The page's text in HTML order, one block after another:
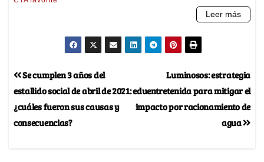
Luminosos: estrategia
eduentretenida para mitigar el
impacto por racionamiento de
agua
Se cumplen 3 años del
estallido social de abril de 2021:
¿cuáles fueron sus causas y
consecuencias?